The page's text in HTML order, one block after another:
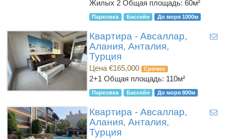
Жилых 2 Общая площадь: 60м²
Парковка Бассейн До моря 1000м
Квартира - Авсаллар,
Алания, Анталия,
Турция
Цена €165,000 Срочно
2+1 Общая площадь: 110м²
Парковка Бассейн До моря 800м
Квартира - Авсаллар,
Алания, Анталия,
Турция